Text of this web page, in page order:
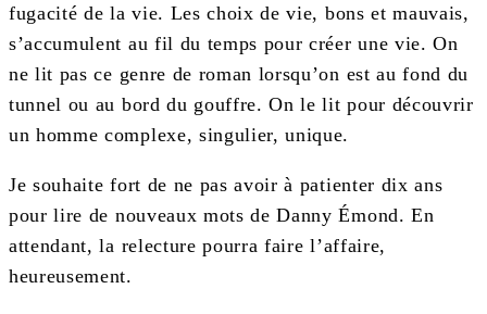
fugacité de la vie. Les choix de vie, bons et mauvais,
s’accumulent au fil du temps pour créer une vie. On
ne lit pas ce genre de roman lorsqu’on est au fond du
tunnel ou au bord du gouffre. On le lit pour découvrir
un homme complexe, singulier, unique.
Je souhaite fort de ne pas avoir à patienter dix ans
pour lire de nouveaux mots de Danny Émond. En
attendant, la relecture pourra faire l’affaire,
heureusement.